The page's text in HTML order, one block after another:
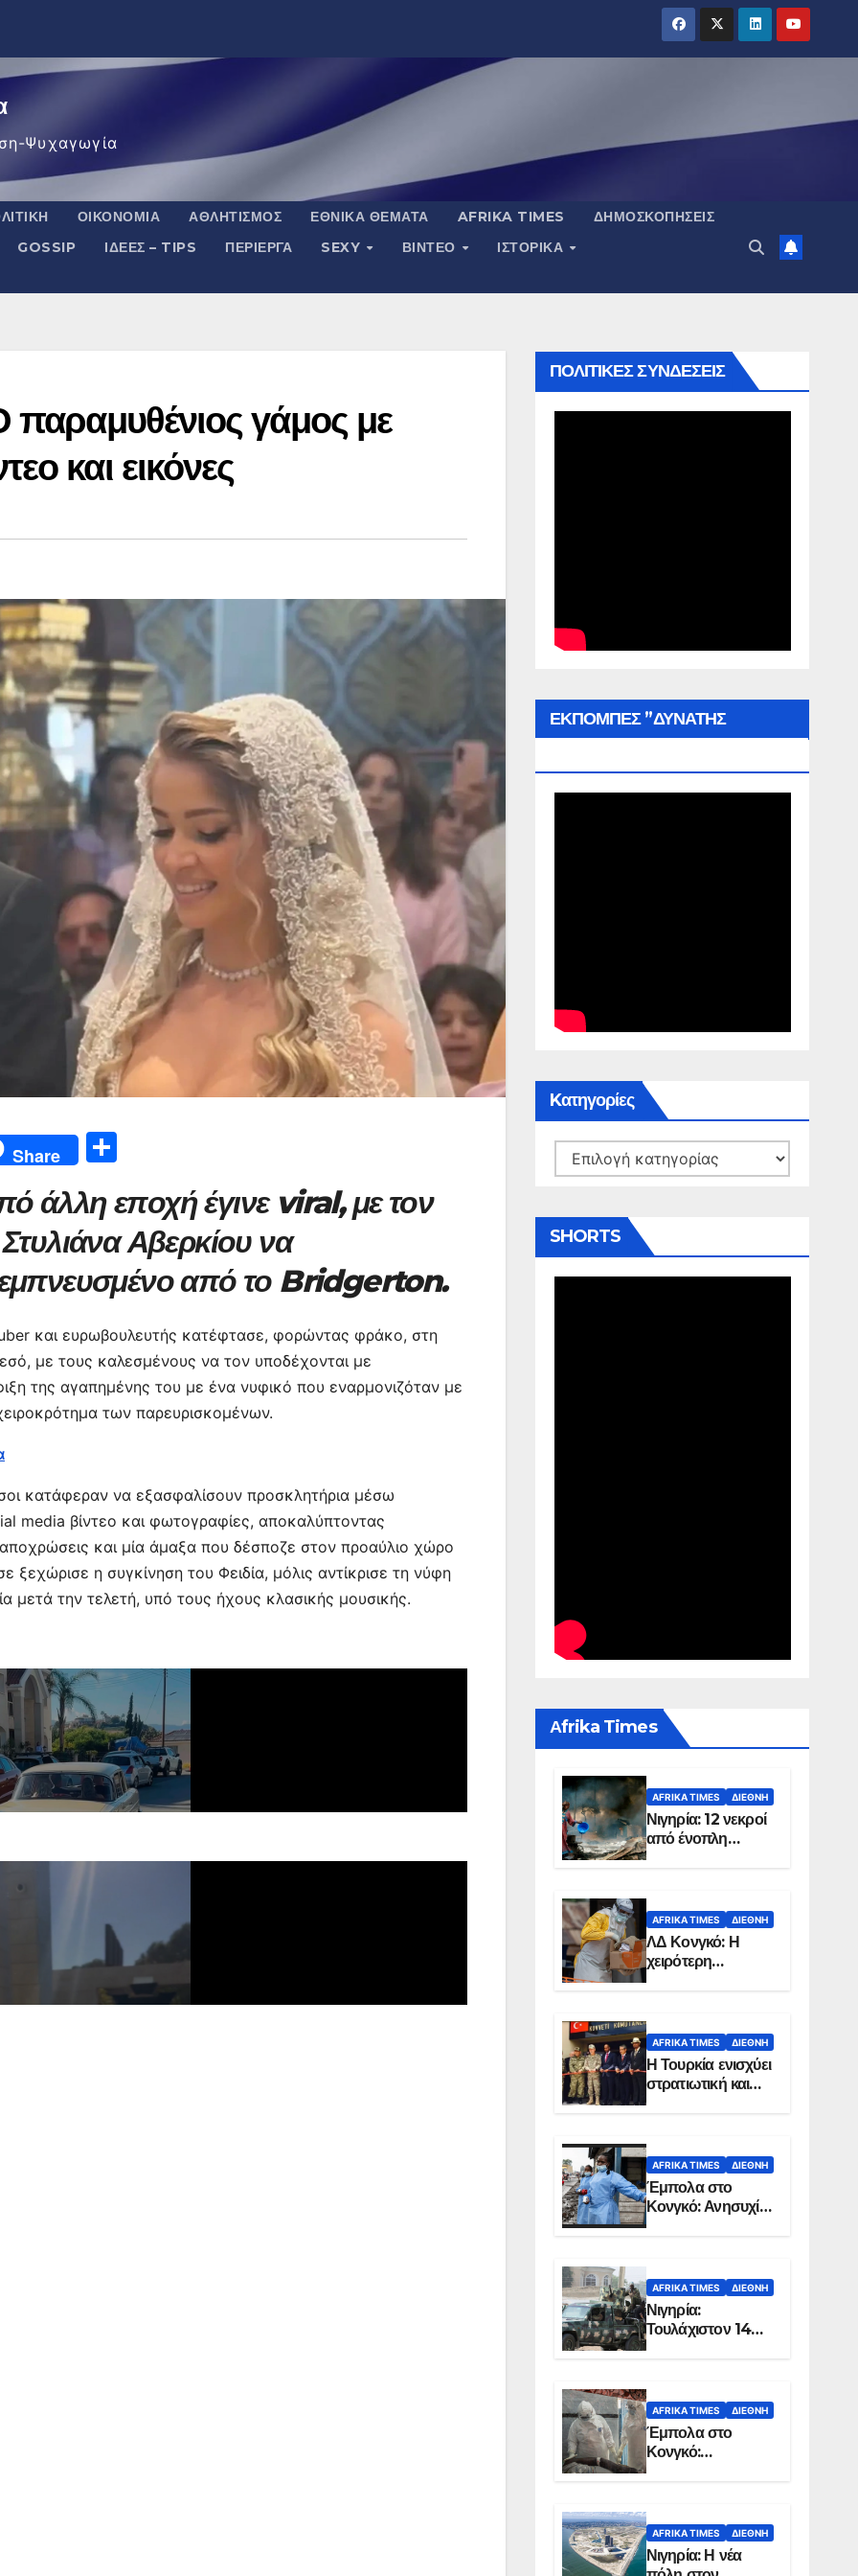
Ψυχαγωγία
ΟΙΚΟΝΟΜΊΑ ΑΘΛΗΤΙΣΜΌΣ ΕΘΝΙΚΆ ΘΈΜΑΤΑ AFRIKA TIMES
ΔΗΜΟΣΚΟΠΉΣΕΙΣ
GOSSIP ΙΔΈΕΣ – TIPS ΠΕΡΊΕΡΓΑ SEXY ΒΙΝΤΕΟ
ΙΣΤΟΡΙΚΆ
παραμυθένιος γάμος με
και εικόνες
Share
ρ
α
σ
τε
ίτ
ε
άλλη εποχή έγινε viral, με τον
Αβερκίου να
εμπνευσμένο από το Bridgerton.
και ευρωβουλευτής κατέφτασε, φορώντας φράκο, στη
με τους καλεσμένους να τον υποδέχονται με
της αγαπημένης του με ένα νυφικό που εναρμονιζόταν με
των παρευρισκομένων.
κατάφεραν να εξασφαλίσουν προσκλητήρια μέσω
media βίντεο και φωτογραφίες, αποκαλύπτοντας
και μία άμαξα που δέσποζε στον προαύλιο χώρο
η συγκίνηση του Φειδία, μόλις αντίκρισε τη νύφη
την τελετή, υπό τους ήχους κλασικής μουσικής.
ΠΟΛΙΤΙΚΕΣ ΣΥΝΔΕΣΕΙΣ
ΕΚΠΟΜΠΕΣ ”ΔΥΝΑΤΗΣ
Kατηγορίες
Kατηγορίες
SHORTS
Αfrika Times
AFRIKA TIMES ΔΙΕΘΝΉ
Νιγηρία: 12 νεκροί
από ένοπλη
επίθεση σε χωριό
AFRIKA TIMES ΔΙΕΘΝΉ
ΛΔ Κονγκό: Η
χειρότερη
επιδημία Έμπολα
χώρας
AFRIKA TIMES ΔΙΕΘΝΉ
Η Τουρκία ενισχύει
στρατιωτική και
ενεργειακή
Σομαλία
AFRIKA TIMES ΔΙΕΘΝΉ
Έμπολα στο
Κονγκό: Ανησυχία
για τη μεγάλη
AFRIKA TIMES ΔΙΕΘΝΉ
Νιγηρία:
Τουλάχιστον 14
νεκροί από
στην Οτούκπο
AFRIKA TIMES ΔΙΕΘΝΉ
Έμπολα στο
Κονγκό:
Ξεπέρασαν τους
AFRIKA TIMES ΔΙΕΘΝΉ
Νιγηρία: Η νέα